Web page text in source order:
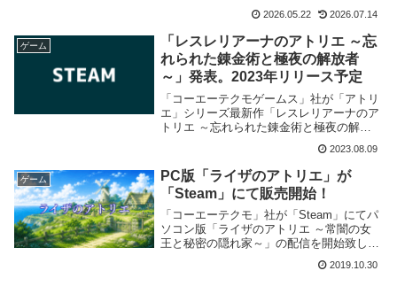
KADOKAWAから発売決定、予約受付が開
始されました。当記事では各店舗の価格比
較など情報をまとめました。
2026.05.22 2026.07.14
ゲーム
「レスレリアーナのアトリエ ～忘
れられた錬金術と極夜の解放者
～」発表。2023年リリース予定
「コーエーテクモゲームス」社が「アトリ
エ」シリーズ最新作「レスレリアーナのア
トリエ ～忘れられた錬金術と極夜の解放
2023.08.09
ゲーム
PC版「ライザのアトリエ」が
「Steam」にて販売開始！
「コーエーテクモ」社が「Steam」にてパ
ソコン版「ライザのアトリエ ～常闇の女
王と秘密の隠れ家～」の配信を開始致しま
2019.10.30